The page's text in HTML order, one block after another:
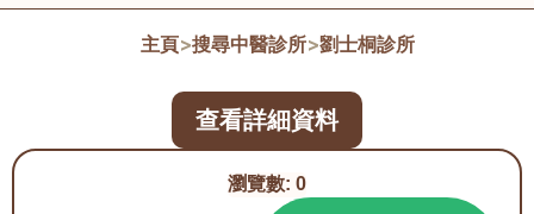
主頁>搜尋中醫診所>劉士桐診所
瀏覽數: 0
查看詳細資料